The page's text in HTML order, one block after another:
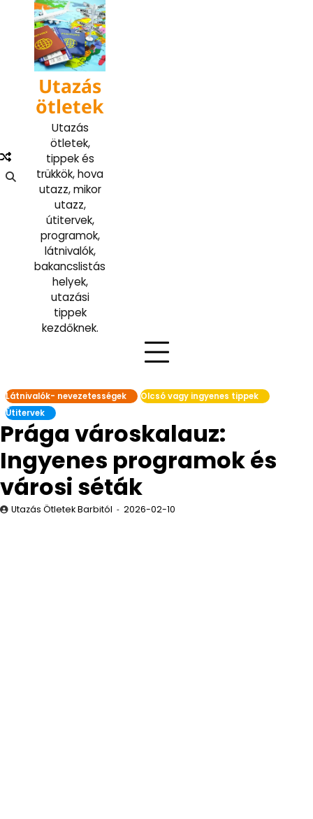
content
Utazás
ötletek
Utazás
ötletek,
tippek és
trükkök, hova
utazz, mikor
utazz,
útitervek,
programok,
látnivalók,
bakancslistás
helyek,
utazási
tippek
kezdőknek.
Látnivalók- nevezetességek
Olcsó vagy ingyenes tippek
Útitervek
Prága városkalauz:
Ingyenes programok és
városi séták
Utazás Ötletek Barbitól 2026-02-10